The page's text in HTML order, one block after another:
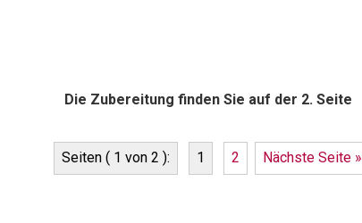
Die Zubereitung finden Sie auf der 2. Seite
Seiten ( 1 von 2 ): 1 2 Nächste Seite »